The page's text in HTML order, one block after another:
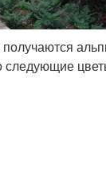
следующие